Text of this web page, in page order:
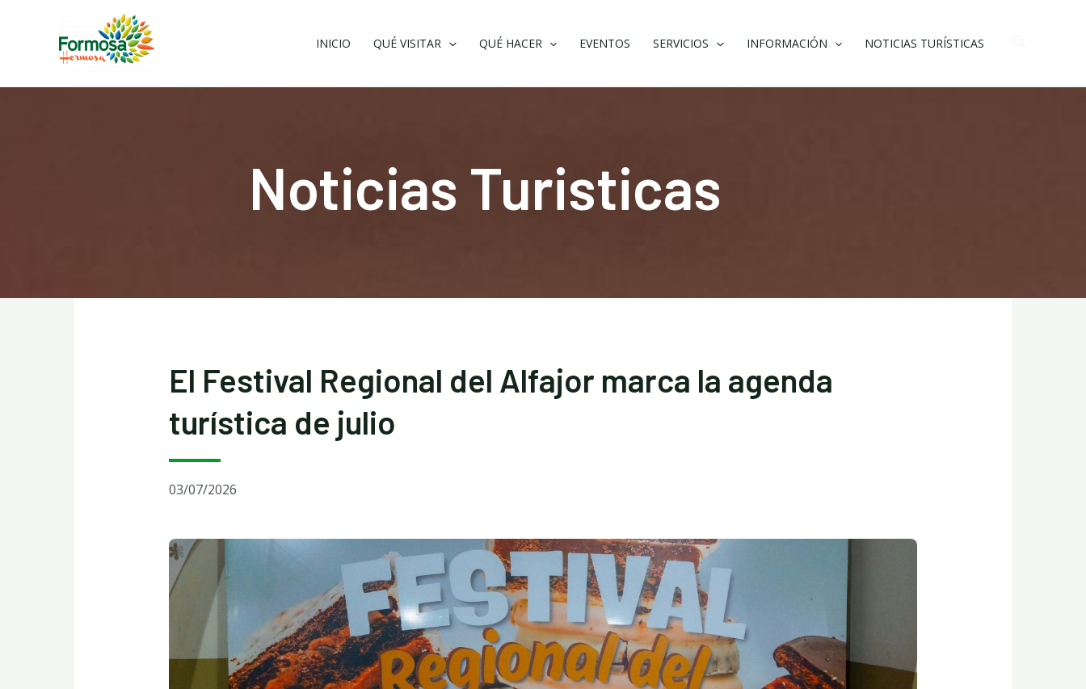
contenido
INICIO QUÉ VISITAR QUÉ HACER EVENTOS SERVICIOS INFORMACIÓN NOTICIAS TURÍSTICAS
Noticias Turisticas
El Festival Regional del Alfajor marca la agenda
turística de julio
03/07/2026